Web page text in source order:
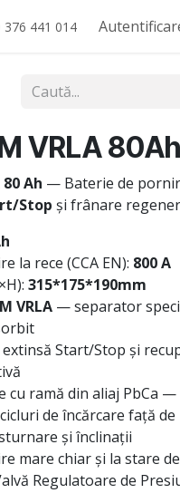
376 441 014
VRLA 80Ah
Ah — Baterie de
Stop și frânare
la rece (CCA EN): 800 A
315*175*190mm
VRLA — separator
Start/Stop și
cu ramă din aliaj PbCa
de încărcare față
și înclinații
mare chiar și la stare
Regulatoare de